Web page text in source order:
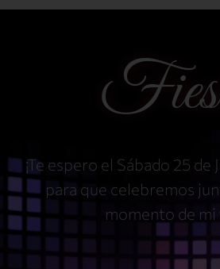
¡Te espero el Sábado 25 de
para que celebremos
momento de mi